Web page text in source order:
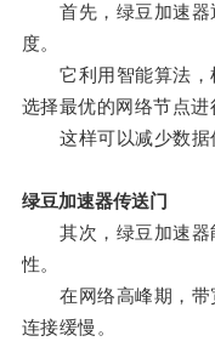
首先，绿豆加速器
度。
它利用智能算法，
选择最优的网络节点进
这样可以减少数据
绿豆加速器传送门
其次，绿豆加速器
性。
在网络高峰期，带
连接缓慢。